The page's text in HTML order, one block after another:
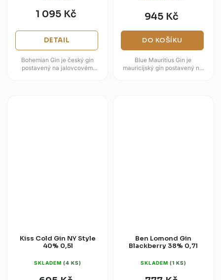
1 095 Kč
DETAIL
Bohemian Gin je český gin
postavený na jalovcovém
945 Kč
DO KOŠÍKU
Blue Mauritius Gin je
mauricijský gin postavený na
Kiss Cold Gin NY Style
40% 0,5l
SKLADEM (4 KS)
Ben Lomond Gin
Blackberry 38% 0,7l
SKLADEM (1 KS)